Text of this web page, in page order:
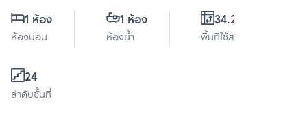
1 ห้อง
ห้องนอน
1 ห้อง
ห้องน้ำ
34.26 ตร.ม.
พื้นที่ใช้สอย
24
ลำดับชั้นที่